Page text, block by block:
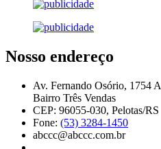
Nosso endereço
Av. Fernando Osório, 1754 A
Bairro Três Vendas
CEP: 96055-030, Pelotas/RS
Fone: (53) 3284-1450
abccc@abccc.com.br